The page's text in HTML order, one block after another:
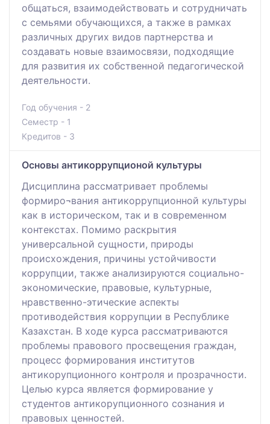
общаться, взаимодействовать и сотрудничать
с семьями обучающихся, а также в рамках
различных других видов партнерства и
создавать новые взаимосвязи, подходящие
для развития их собственной педагогической
деятельности.
Год обучения - 2
Семестр - 1
Кредитов - 3
Основы антикоррупционой культуры
Дисциплина рассматривает проблемы
формиро¬вания антикоррупционной культуры
как в историческом, так и в современном
контекстах. Помимо раскрытия
универсальной сущности, природы
происхождения, причины устойчивости
коррупции, также анализируются социально-
экономические, правовые, культурные,
нравственно-этические аспекты
противодействия коррупции в Республике
Казахстан. В ходе курса рассматриваются
проблемы правового просвещения граждан,
процесс формирования институтов
антикорупционного контроля и прозрачности.
Целью курса является формирование у
студентов антикорупционного сознания и
правовых ценностей.